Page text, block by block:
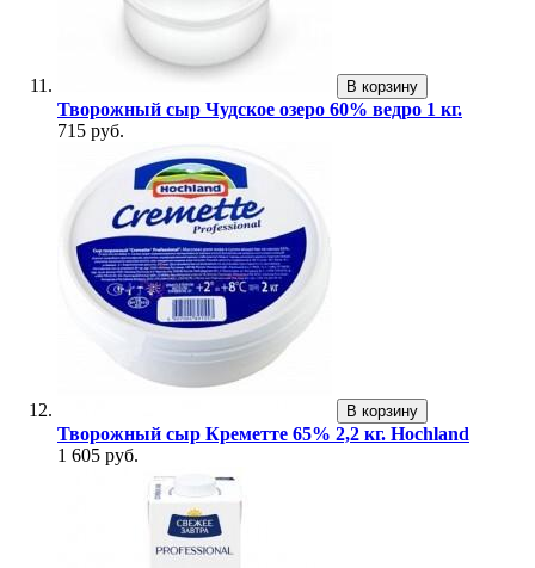
В корзину
Творожный сыр Чудское озеро 60% ведро 1 кг.
715 руб.
В корзину
Творожный сыр Креметте 65% 2,2 кг. Hochland
1 605 руб.